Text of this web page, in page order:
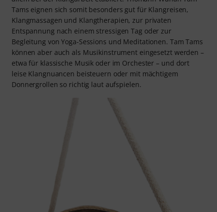
Tams eignen sich somit besonders gut für Klangreisen,
Klangmassagen und Klangtherapien, zur privaten
Entspannung nach einem stressigen Tag oder zur
Begleitung von Yoga-Sessions und Meditationen. Tam Tams
können aber auch als Musikinstrument eingesetzt werden –
etwa für klassische Musik oder im Orchester – und dort
leise Klangnuancen beisteuern oder mit mächtigem
Donnergrollen so richtig laut aufspielen.